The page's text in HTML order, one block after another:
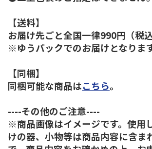
【送料】
お届け先ごと全国一律990円（税込
※ゆうパックでのお届けとなります
【同梱】
同梱可能な商品はこちら。
----その他のご注意----
※商品画像はイメージです。使用
けの器、小物等は商品内容に含ま